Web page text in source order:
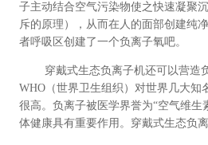
子主动结合空气污染物使之快速凝聚
斥的原理），从而在人的面部创建纯
者呼吸区创建了一个负离子氧吧。
穿戴式生态负离子机还可以营造
WHO （世界卫生组织）对世界几大
很高。负离子被医学界誉为“空气维
体健康具有重要作用。 穿戴式生态负